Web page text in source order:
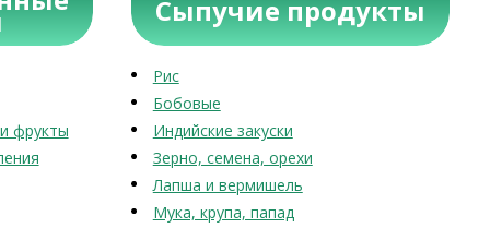
фрукты
Сыпучие продукты
Рис
Бобовые
Индийские закуски
Зерно, семена, орехи
Лапша и вермишель
Мука, крупа, папад